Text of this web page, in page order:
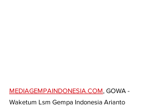
MEDIAGEMPAINDONESIA.COM, GOWA -
Waketum Lsm Gempa Indonesia Arianto